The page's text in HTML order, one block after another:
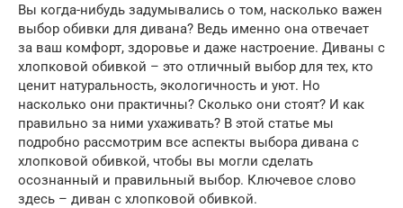
Вы когда-нибудь задумывались о том, насколько важен
выбор обивки для дивана? Ведь именно она отвечает
за ваш комфорт, здоровье и даже настроение. Диваны с
хлопковой обивкой – это отличный выбор для тех, кто
ценит натуральность, экологичность и уют. Но
насколько они практичны? Сколько они стоят? И как
правильно за ними ухаживать? В этой статье мы
подробно рассмотрим все аспекты выбора дивана с
хлопковой обивкой, чтобы вы могли сделать
осознанный и правильный выбор. Ключевое слово
здесь – диван с хлопковой обивкой.